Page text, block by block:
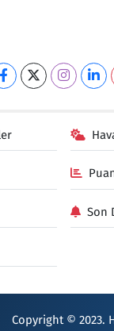
Son
Copyright © 2023.